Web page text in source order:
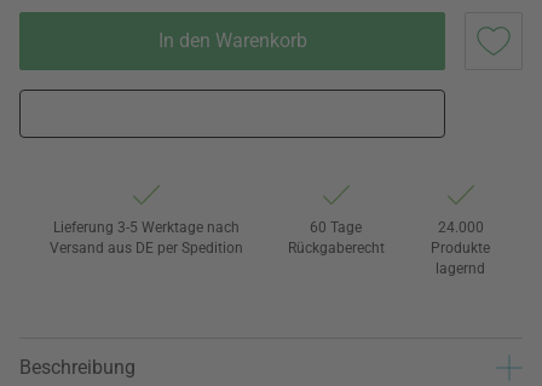
In den Warenkorb
Lieferung 3-5 Werktage nach
Versand aus DE per Spedition
60 Tage
Rückgaberecht
24.000
Produkte
lagernd
Beschreibung